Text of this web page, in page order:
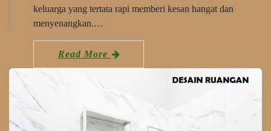
keluarga yang tertata rapi memberi kesan hangat dan
menyenangkan.…
Read More